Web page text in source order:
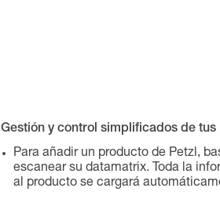
Gestión y control simplificados de tus
Para añadir un producto de Petzl,
escanear su datamatrix. Toda la
al producto se cargará